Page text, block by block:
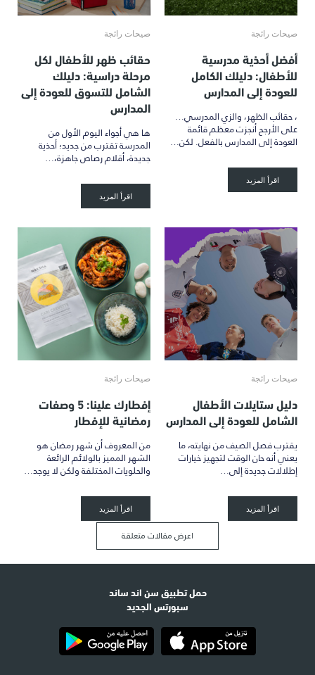
صيحات رائجة
أفضل أحذية مدرسية
للأطفال: دليلك الكامل
للعودة إلى المدارس
، حقائب الظهر، والزي المدرسي…
على الأرجح أنجزت معظم قائمة
العودة إلى المدارس بالفعل. لكن…
اقرأ المزيد
صيحات رائجة
حقائب ظهر للأطفال لكل
مرحلة دراسية: دليلك
الشامل للتسوق للعودة إلى
المدارس
ها هي أجواء اليوم الأول من
المدرسة تقترب من جديد؛ أحذية
جديدة، أقلام رصاص جاهزة،…
اقرأ المزيد
صيحات رائجة
دليل ستايلات الأطفال
الشامل للعودة إلى المدارس
يقترب فصل الصيف من نهايته، ما
يعني أنه حان الوقت لتجهيز خيارات
إطلالات جديدة إلى…
اقرأ المزيد
صيحات رائجة
إفطارك علينا: 5 وصفات
رمضانية للإفطار
من المعروف أن شهر رمضان هو
الشهر المميز بالولائم الرائعة
والحلويات المختلفة ولكن لا يوجد…
اقرأ المزيد
اعرض مقالات متعلقة
حمل تطبيق سن اند ساند
سبورتس الجديد